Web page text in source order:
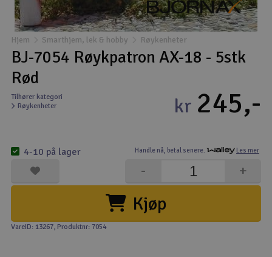
Båter
Droner
Fly
Helikopter
Kamerautstyr
Modellbygging, LEGO & byggesett
Modelljernbane
Hjem Smarthjem, lek & hobby Røykenheter
BJ-7054 Røykpatron AX-18 - 5stk
Rød
Tilhører kategori
Røykenheter
Handle nå, betal senere. Les mer
kr 245,-
Kjøp
+
-
4-10 på lager
VareID: 13267, Produktnr: 7054